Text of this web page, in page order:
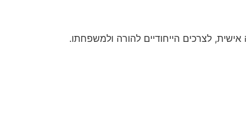
לצרכים הייחודיים להורה ולמשפחתו.